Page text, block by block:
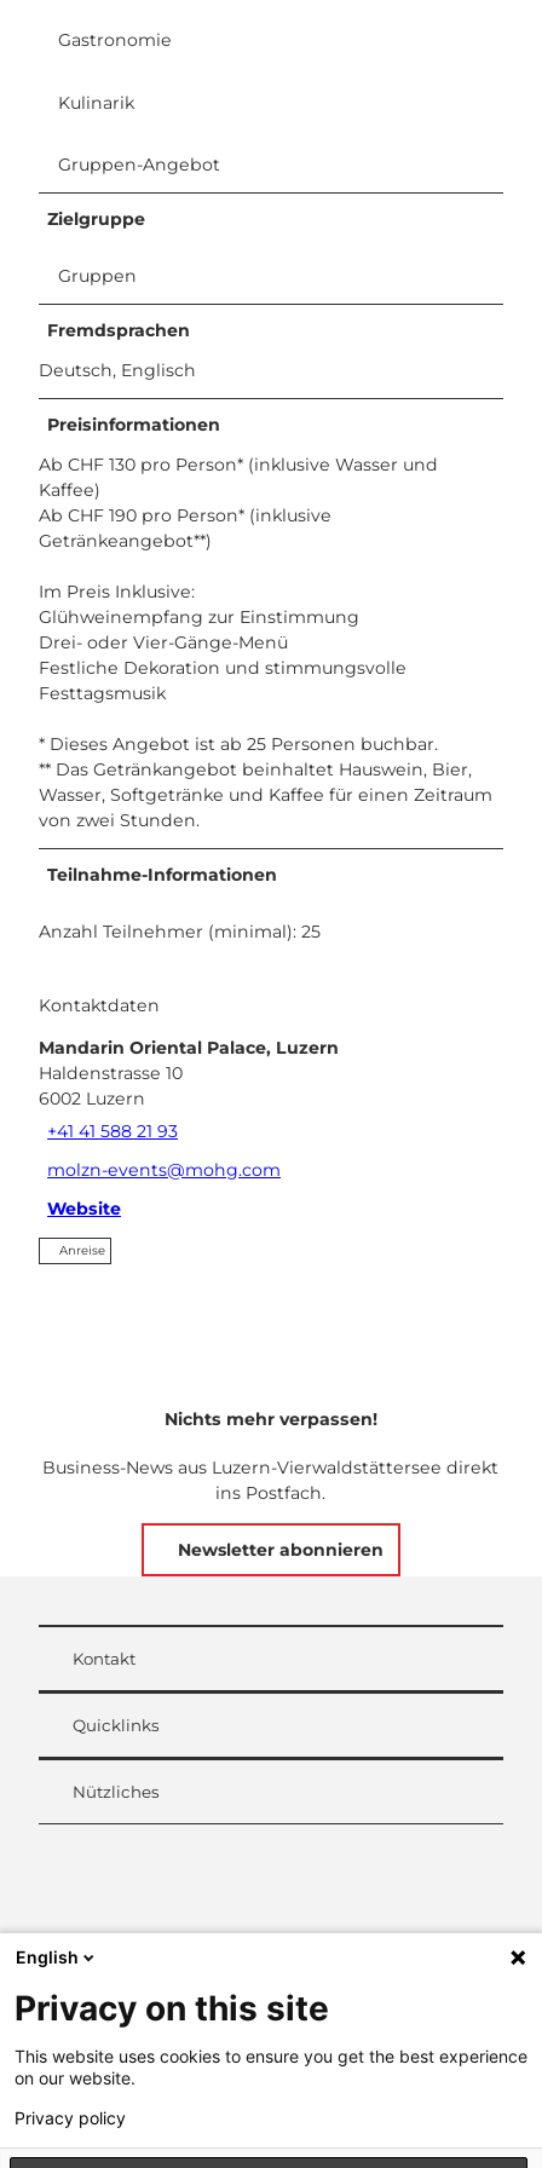
Gastronomie
Kulinarik
Gruppen-Angebot
Zielgruppe
Gruppen
Fremdsprachen
Deutsch, Englisch
Preisinformationen
Ab CHF 130 pro Person* (inklusive Wasser und
Kaffee)
Ab CHF 190 pro Person* (inklusive
Getränkeangebot**)
Im Preis Inklusive:
Glühweinempfang zur Einstimmung
Drei- oder Vier-Gänge-Menü
Festliche Dekoration und stimmungsvolle
Festtagsmusik
* Dieses Angebot ist ab 25 Personen buchbar.
** Das Getränkangebot beinhaltet Hauswein, Bier,
Wasser, Softgetränke und Kaffee für einen Zeitraum
von zwei Stunden.
Teilnahme-Informationen
Anzahl Teilnehmer (minimal): 25
Kontaktdaten
Mandarin Oriental Palace, Luzern
Haldenstrasse 10
6002 Luzern
+41 41 588 21 93
molzn-events@mohg.com
Website
Anreise
Nichts mehr verpassen!
Business-News aus Luzern-Vierwaldstättersee direkt
ins Postfach.
Newsletter abonnieren
Kontakt
Quicklinks
Nützliches
d
I
English
Privacy on this site
This website uses cookies to ensure you get the best experience
on our website.
Privacy policy